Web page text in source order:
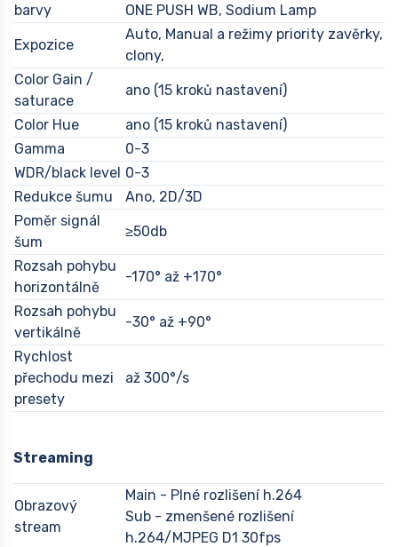
barvy
ONE PUSH WB, Sodium Lamp
Expozice
Auto, Manual a režimy priority zavěrky,
clony,
Color Gain /
saturace
ano (15 kroků nastavení)
Color Hue
ano (15 kroků nastavení)
Gamma
0-3
WDR/black level 0-3
Redukce šumu
Ano, 2D/3D
Poměr signál
šum
≥50db
Rozsah pohybu
horizontálně
-170° až +170°
Rozsah pohybu
vertikálně
-30° až +90°
Rychlost
přechodu mezi
presety
až 300°/s
Streaming
Obrazový
stream
Main - Plné rozlišení h.264
Sub - zmenšené rozlišení
h.264/MJPEG D1 30fps